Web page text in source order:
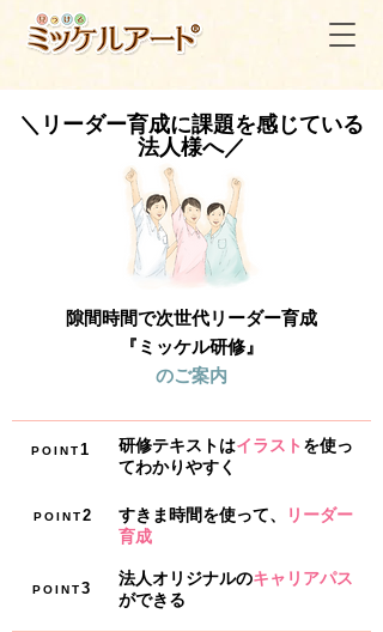
＼リーダー育成に課題を感じている
法人様へ／
隙間時間で次世代リーダー育成
『ミッケル研修』
のご案内
POINT1 研修テキストはイラスト を使っ
てわかりやすく
POINT2 すきま時間を使って、
リーダー
育成
POINT3
法人オリジナルのキャリアパス
ができる